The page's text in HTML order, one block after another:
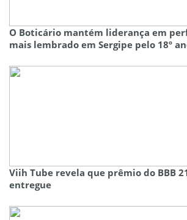
O Boticário mantém liderança em
mais lembrado em Sergipe pelo 18º
Viih Tube revela que prêmio do BBB
entregue